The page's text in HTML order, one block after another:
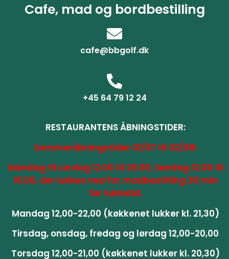
Cafe, mad og bordbestilling
cafe@bbgolf.dk
+45 64 79 12 24
RESTAURANTENS ÅBNINGSTIDER:
Sommeråbningstider 01/07 til 02/08:
Mandag til Lørdag 12.00 til 20.00, Søndag 12.00 til
16.00, der lukkes ned for madbestilling 30 min
før lukketid.
Mandag 12,00-22,00 (køkkenet lukker kl. 21,30)
Tirsdag, onsdag, fredag og lørdag 12,00-20,00
Torsdag 12,00-21,00 (køkkenet lukker kl. 20,30)